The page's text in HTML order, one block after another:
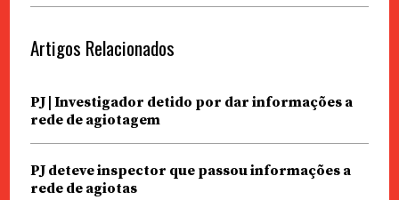
Artigos Relacionados
PJ | Investigador detido por dar informações a
rede de agiotagem
PJ deteve inspector que passou informações a
rede de agiotas